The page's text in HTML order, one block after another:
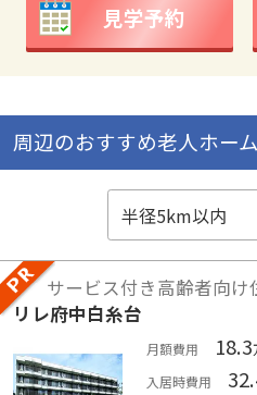
見学予約
周辺のおすすめ老人ホー
サービス付き高齢者向け
リレ府中白糸台
月額費用 18.3
入居時費用